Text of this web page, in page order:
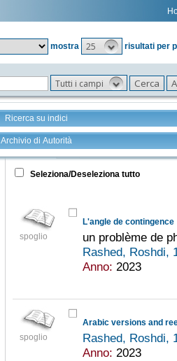
mostra
25 risultati per
Tutti i campi
Ricerca su indici
Archivio di Autorità
Tutto +
Seleziona/Deseleziona tutto
spoglio
L'angle de contingence
un problème de
Rashed, Roshdi,
Anno: 2023
spoglio
Arabic versions and
Rashed, Roshdi,
Anno: 2023